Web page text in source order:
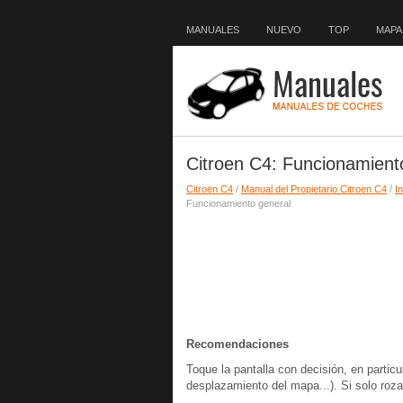
MANUALES NUEVO TOP
Citroen C4:
Citroen C4 / Manual del Propietario Citroen C4 /
Funcionamiento general
Recomendaciones
Toque la pantalla con decisión, en
desplazamiento del mapa...). Si solo